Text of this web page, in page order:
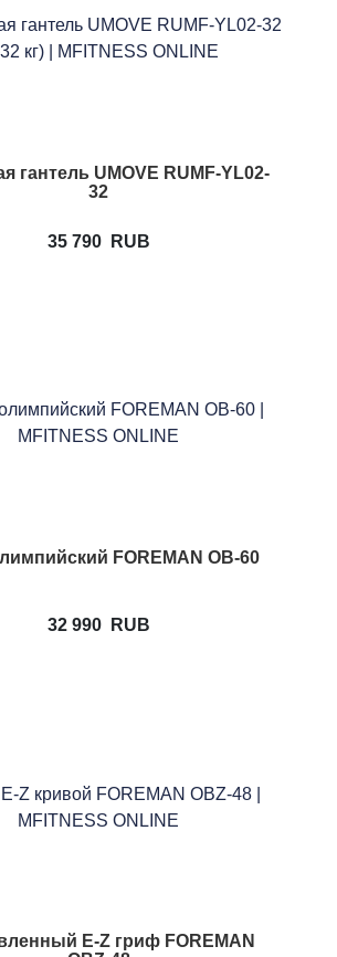
гантель UMOVE RUMF-YL02-
32
35 790 RUB
FOREMAN OB-60
32 990 RUB
E-Z гриф FOREMAN